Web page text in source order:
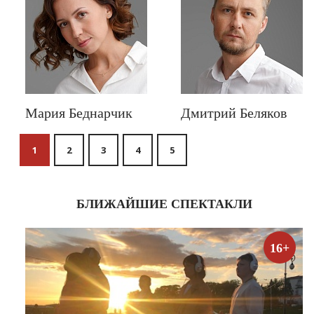
Мария Беднарчик Дмитрий Беляков
1 2 3 4 5
БЛИЖАЙШИЕ СПЕКТАКЛИ
16+